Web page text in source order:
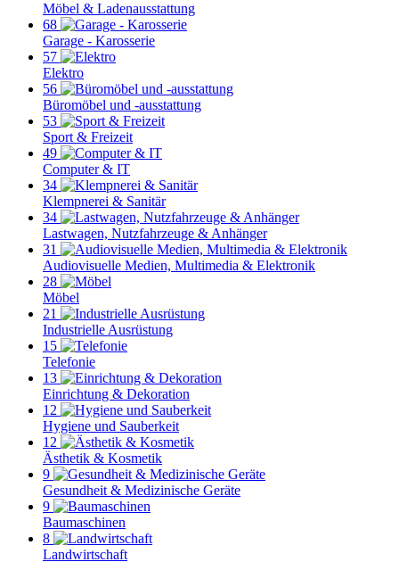
Möbel & Ladenausstattung
68
Garage - Karosserie
57
Elektro
56
Büromöbel und -ausstattung
53
Sport & Freizeit
49
Computer & IT
34
Klempnerei & Sanitär
34
Lastwagen, Nutzfahrzeuge & Anhänger
31
Audiovisuelle Medien, Multimedia & Elektronik
28
Möbel
21
Industrielle Ausrüstung
15
Telefonie
13
Einrichtung & Dekoration
12
Hygiene und Sauberkeit
12
Ästhetik & Kosmetik
9
Gesundheit & Medizinische Geräte
9
Baumaschinen
8
Landwirtschaft